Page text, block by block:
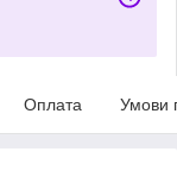
Оплата Умови